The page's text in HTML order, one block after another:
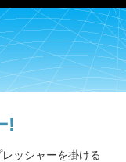
!
ッシャーを掛ける